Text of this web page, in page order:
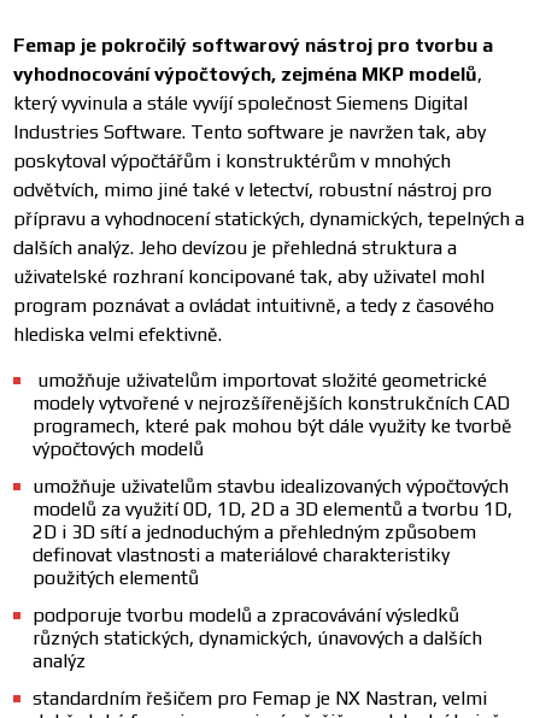
Femap je pokročilý softwarový nástroj pro tvorbu a
vyhodnocování výpočtových, zejména MKP modelů,
který vyvinula a stále vyvíjí společnost Siemens Digital
Industries Software. Tento software je navržen tak, aby
poskytoval výpočtářům i konstruktérům v mnohých
odvětvích, mimo jiné také v letectví, robustní nástroj pro
přípravu a vyhodnocení statických, dynamických, tepelných a
dalších analýz. Jeho devízou je přehledná struktura a
uživatelské rozhraní koncipované tak, aby uživatel mohl
program poznávat a ovládat intuitivně, a tedy z časového
hlediska velmi efektivně.
umožňuje uživatelům importovat složité geometrické
modely vytvořené v nejrozšířenějších konstrukčních CAD
programech, které pak mohou být dále využity ke tvorbě
výpočtových modelů
umožňuje uživatelům stavbu idealizovaných výpočtových
modelů za využití 0D, 1D, 2D a 3D elementů a tvorbu 1D,
2D i 3D sítí a jednoduchým a přehledným způsobem
definovat vlastnosti a materiálové charakteristiky
použitých elementů
podporuje tvorbu modelů a zpracovávání výsledků
různých statických, dynamických, únavových a dalších
analýz
standardním řešičem pro Femap je NX Nastran, velmi